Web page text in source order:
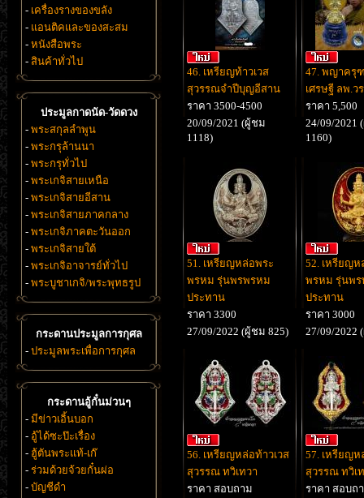
- เครื่องรางของขลัง
- แอนติคและของสะสม
- หนังสือพระ
- สินค้าทั่วไป
ประมูลกาดนัด-วัดดวง
- พระสกุลลำพูน
- พระกรุล้านนา
- พระกรุทั่วไป
- พระเกจิสายเหนือ
- พระเกจิสายอีสาน
- พระเกจิสายภาคกลาง
- พระเกจิภาคตะวันออก
- พระเกจิสายใต้
- พระเกจิอาจารย์ทั่วไป
- พระบูชาเกจิ/พระพุทธรูป
กระดานประมูลการกุศล
- ประมูลพระเพื่อการกุศล
กระดานอู้กั๋นม่วนๆ
- มีข่าวเอิ้นบอก
- อู้ได้ซะป๊ะเรื่อง
- ฮู้ตันพระแท้-เก๊
- ร่วมด้วยจ้วยกั๋นผ่อ
- บัญชีดำ
46. เหรียญท้าวเวส
สุวรรณจำปีบุญอีสาน
ราคา 3500-4500
20/09/2021 (ผู้ชม
1118)
47. พญาครุ
เศรษฐี ลพ.ว
ราคา 5,500
24/09/2021
1160)
51. เหรียญหล่อพระ
พรหม รุ่นพรพรหม
ประทาน
ราคา 3300
27/09/2022 (ผู้ชม 825)
52. เหรียญห
พรหม รุ่นพ
ประทาน
ราคา 3000
27/09/2022
56. เหรียญหล่อท้าวเวส
สุวรรณ ทวิเทวา
ราคา สอบถาม
57. เหรียญห
สุวรรณ ทวิเ
ราคา สอบถ